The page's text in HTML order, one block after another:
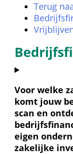
Terug
Voor welke
komt jouw
scan en
eigen
zakelijke